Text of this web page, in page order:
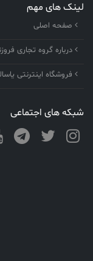
لینک های مهم
صفحه اصلی
درباره گروه تجاری
فروشگاه اینترنتی
شبکه های اجتماعی